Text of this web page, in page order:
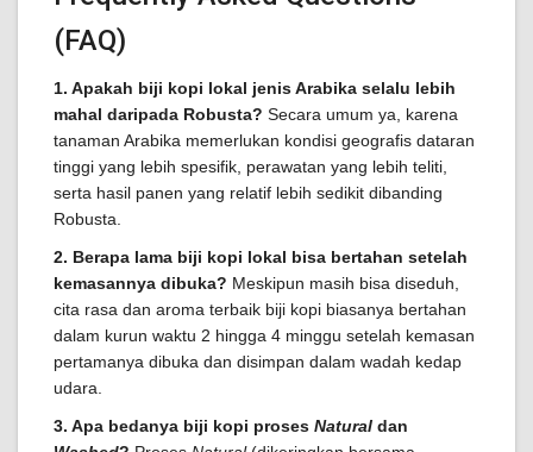
(FAQ)
1. Apakah biji kopi lokal jenis Arabika selalu lebih
mahal daripada Robusta? Secara umum ya, karena
tanaman Arabika memerlukan kondisi geografis dataran
tinggi yang lebih spesifik, perawatan yang lebih teliti,
serta hasil panen yang relatif lebih sedikit dibanding
Robusta.
2. Berapa lama biji kopi lokal bisa bertahan setelah
kemasannya dibuka? Meskipun masih bisa diseduh,
cita rasa dan aroma terbaik biji kopi biasanya bertahan
dalam kurun waktu 2 hingga 4 minggu setelah kemasan
pertamanya dibuka dan disimpan dalam wadah kedap
udara.
3. Apa bedanya biji kopi proses Natural dan